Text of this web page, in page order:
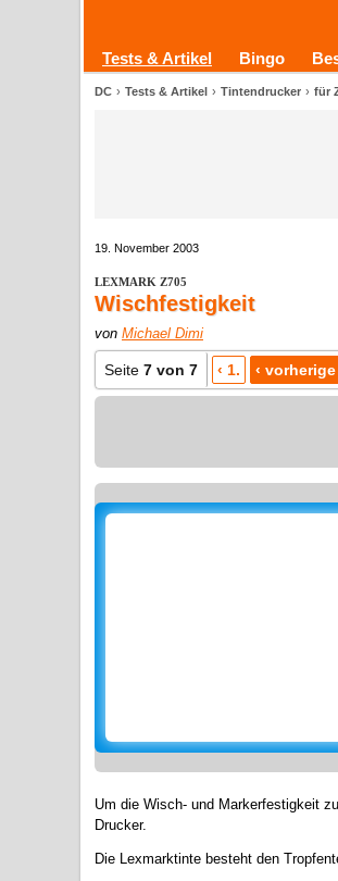
Tests & Artikel Bingo
DC Tests & Artikel Tintendrucker für
19. November 2003
LEXMARK Z705
Wischfestigkeit
von Michael Dimi
Seite 7 von 7 ‹ 1. ‹ vorherige
Um die Wisch- und Markerfestigkeit
Drucker.
Die Lexmarktinte besteht den